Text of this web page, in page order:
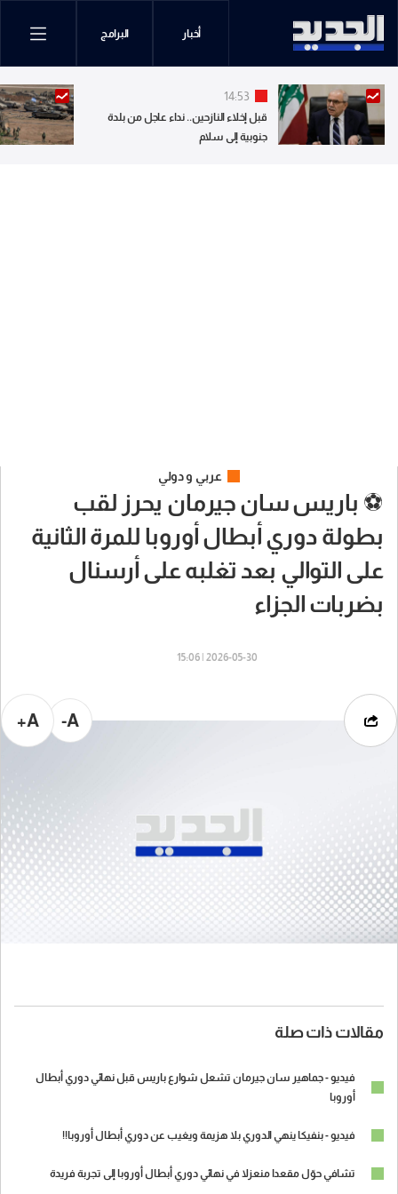
أخبار البرامج
14:53
قبل إخلاء النازحين.. نداء عاجل من بلدة
جنوبية إلى سلام
عربي و دولي
⚽ ‏باريس سان جيرمان يحرز لقب
بطولة دوري أبطال أوروبا للمرة الثانية
على التوالي بعد تغلبه على أرسنال
بضربات الجزاء
2026-05-30 | 15:06
A-
A+
مقالات ذات صلة
فيديو - جماهير سان جيرمان تشعل شوارع باريس قبل نهائي دوري أبطال
أوروبا
فيديو - بنفيكا ينهي الدوري بلا هزيمة ويغيب عن دوري أبطال أوروبا!!
تشافي حوّل مقعدا منعزلا في نهائي دوري أبطال أوروبا إلى تجربة فريدة